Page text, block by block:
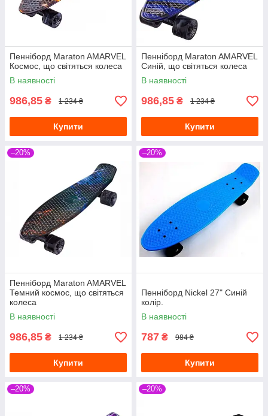
Пенніборд Maraton AMARVEL
Космос, що світяться колеса
В наявності
986,85 ₴ 1 234 ₴
Купити
Пенніборд Maraton AMARVEL
Синій, що світяться колеса
В наявності
986,85 ₴ 1 234 ₴
Купити
–20%
Пенніборд Maraton AMARVEL
Темний космос, що світяться
колеса
В наявності
986,85 ₴ 1 234 ₴
Купити
–20%
Пенніборд Nickel 27" Синій
колір.
В наявності
787 ₴ 984 ₴
Купити
–20% –20%